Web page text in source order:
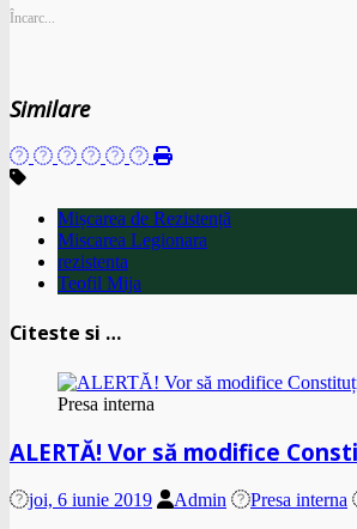
Încarc...
Similare
Mișcarea de Rezistență
Miscarea Legionara
rezistenta
Teofil Mija
Citeste si …
Presa interna
ALERTĂ! Vor să modifice
joi, 6 iunie 2019 Admin Presa interna